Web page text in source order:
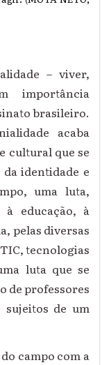
– viver,
importância
brasileiro.
acaba
cultural que se
identidade e
uma luta,
à educação, à
pelas diversas
tecnologias
luta que se
de professores
sujeitos de um
campo com a